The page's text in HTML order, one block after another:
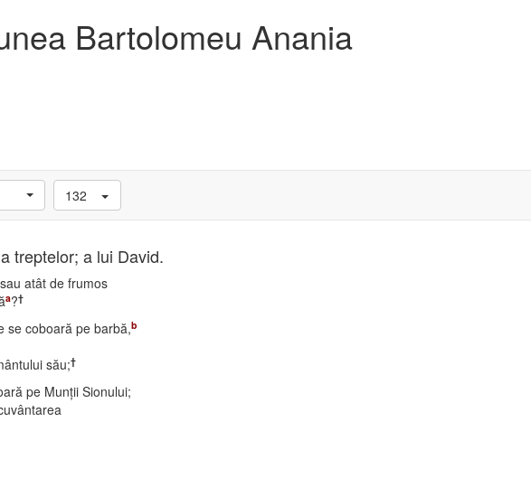
Bartolomeu Anania
132
treptelor; a lui David.
atât de frumos
a?†
se coboară pe barbă,b
său;†
pe Munţii Sionului;